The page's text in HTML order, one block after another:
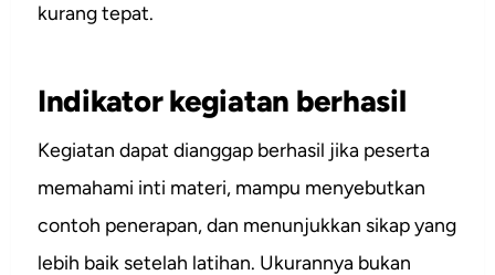
kurang tepat.
Indikator kegiatan berhasil
Kegiatan dapat dianggap berhasil jika peserta
memahami inti materi, mampu menyebutkan
contoh penerapan, dan menunjukkan sikap yang
lebih baik setelah latihan. Ukurannya bukan